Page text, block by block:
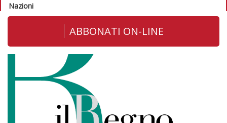
Nazioni
ABBONATI ON-LINE